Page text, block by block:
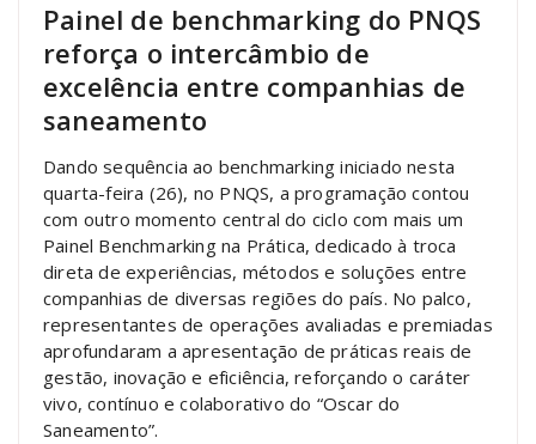
Painel de benchmarking do PNQS
reforça o intercâmbio de
excelência entre companhias de
saneamento
Dando sequência ao benchmarking iniciado nesta
quarta-feira (26), no PNQS, a programação contou
com outro momento central do ciclo com mais um
Painel Benchmarking na Prática, dedicado à troca
direta de experiências, métodos e soluções entre
companhias de diversas regiões do país. No palco,
representantes de operações avaliadas e premiadas
aprofundaram a apresentação de práticas reais de
gestão, inovação e eficiência, reforçando o caráter
vivo, contínuo e colaborativo do “Oscar do
Saneamento”.